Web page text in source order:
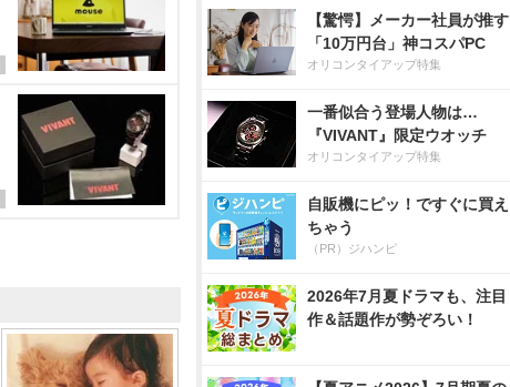
【驚愕】メーカー社員が推す
「10万円台」神コスパPC
オリコンタイアップ特集
一番似合う登場人物は…
『VIVANT』限定ウオッチ
オリコンタイアップ特集
自販機にピッ！ですぐに買え
ちゃう
（PR）ジハンピ
2026年7月夏ドラマも、注目
作＆話題作が勢ぞろい！